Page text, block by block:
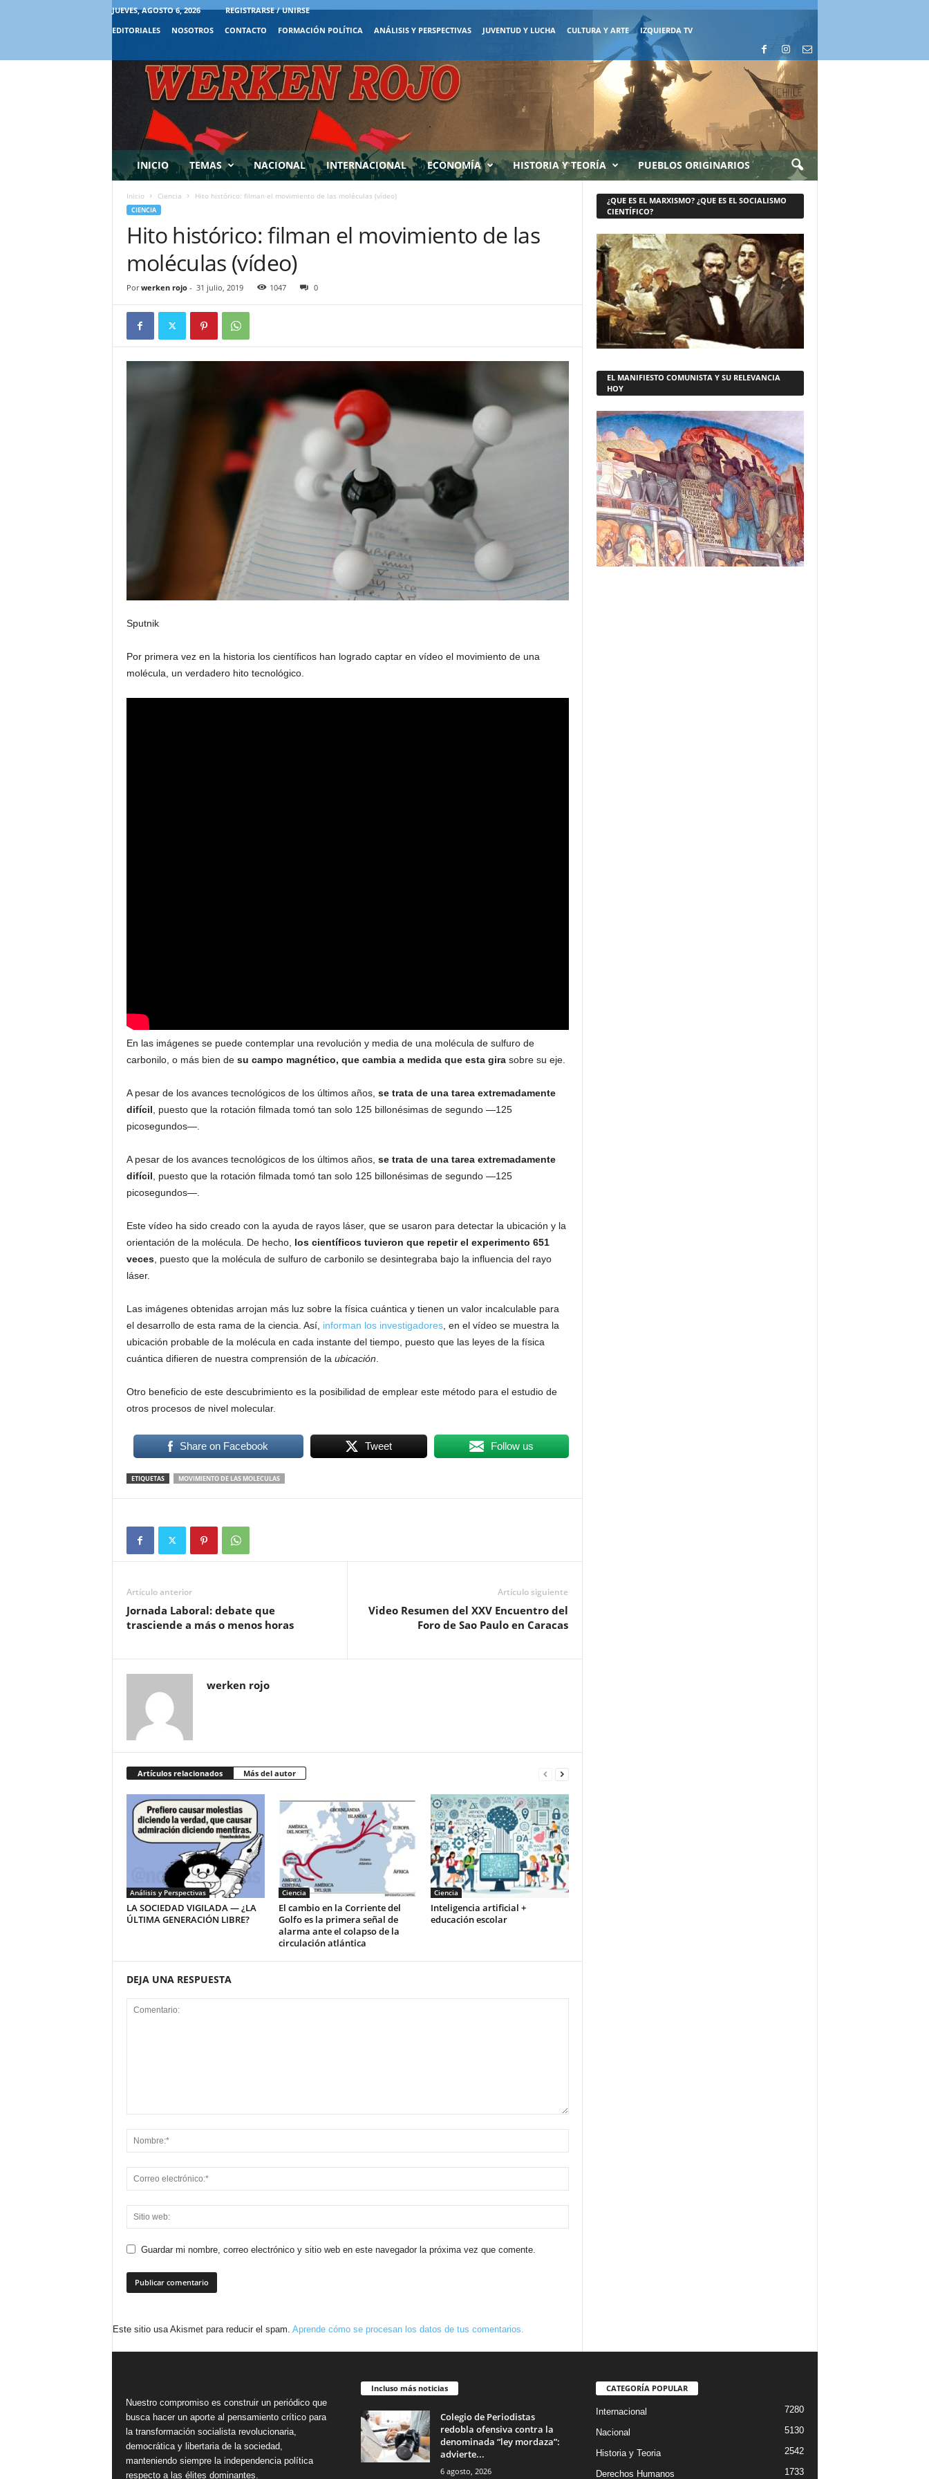
JUEVES, AGOSTO 6, 2026
REGISTRARSE / UNIRSE
EDITORIALES
NOSOTROS CONTACTO FORMACIÓN POLÍTICA ANÁLISIS Y PERSPECTIVAS JUVENTUD Y LUCHA CULTURA Y ARTE IZQUIERDA TV
INICIO TEMAS NACIONAL INTERNACIONAL ECONOMÍA HISTORIA Y TEORÍA PUEBLOS ORIGINARIOS
Inicio Ciencia Hito histórico: filman el movimiento de las moléculas (vídeo)
CIENCIA
Hito histórico: filman el movimiento de las
moléculas (vídeo)
Por werken rojo- 31 julio, 2019 1047 0
Sputnik
Por primera vez en la historia los científicos han logrado captar en vídeo el movimiento de una
molécula, un verdadero hito tecnológico.
En las imágenes se puede contemplar una revolución y media de una molécula de sulfuro de
carbonilo, o más bien de su campo magnético, que cambia a medida que esta girasobre su eje.
A pesar de los avances tecnológicos de los últimos años, se trata de una tarea extremadamente
difícil , puesto que la rotación filmada tomó tan solo 125 billonésimas de segundo —125
picosegundos—.
A pesar de los avances tecnológicos de los últimos años, se trata de una tarea extremadamente
difícil , puesto que la rotación filmada tomó tan solo 125 billonésimas de segundo —125
picosegundos—.
Este vídeo ha sido creado con la ayuda de rayos láser, que se usaron para detectar la ubicación y la
orientación de la molécula. De hecho, los científicos tuvieron que repetir el experimento 651
veces, puesto que la molécula de sulfuro de carbonilo se desintegraba bajo la influencia del rayo
láser.
Las imágenes obtenidas arrojan más luz sobre la física cuántica y tienen un valor incalculable para
el desarrollo de esta rama de la ciencia. Así, informan los investigadores, en el vídeo se muestra la
ubicación probable de la molécula en cada instante del tiempo, puesto que las leyes de la física
cuántica difieren de nuestra comprensión de la ubicación
Otro beneficio de este descubrimiento es la posibilidad de emplear este método para el estudio de
otros procesos de nivel molecular.
Share on Facebook Tweet Follow us
ETIQUETAS MOVIMIENTO DE LAS MOLECULAS
Artículo anterior
Jornada Laboral: debate que
trasciende a más o menos horas
Artículo siguiente
Video Resumen del XXV Encuentro del
Foro de Sao Paulo en Caracas
werken rojo
Artículos relacionados Más del autor
Análisis y Perspectivas
LA SOCIEDAD VIGILADA — ¿LA
ÚLTIMA GENERACIÓN LIBRE?
Ciencia
El cambio en la Corriente del
Golfo es la primera señal de
alarma ante el colapso de la
circulación atlántica
Ciencia
Inteligencia artificial +
educación escolar
DEJA UNA RESPUESTA
Guardar mi nombre, correo electrónico y sitio web en este navegador la próxima vez que comente.
Este sitio usa Akismet para reducir el spam. Aprende cómo se procesan los datos de tus comentarios.
¿QUE ES EL MARXISMO? ¿QUE ES EL SOCIALISMO
CIENTÍFICO?
EL MANIFIESTO COMUNISTA Y SU RELEVANCIA
HOY
Nuestro compromiso es construir un periódico que
busca hacer un aporte al pensamiento crítico para
la transformación socialista revolucionaria,
democrática y libertaria de la sociedad,
manteniendo siempre la independencia política
respecto a las élites dominantes.
Incluso más noticias
Colegio de Periodistas
redobla ofensiva contra la
denominada “ley mordaza”:
advierte...
6 agosto, 2026
CATEGORÍA POPULAR
Internacional 7280
Nacional 5130
Historia y Teoria 2542
Derechos Humanos 1733